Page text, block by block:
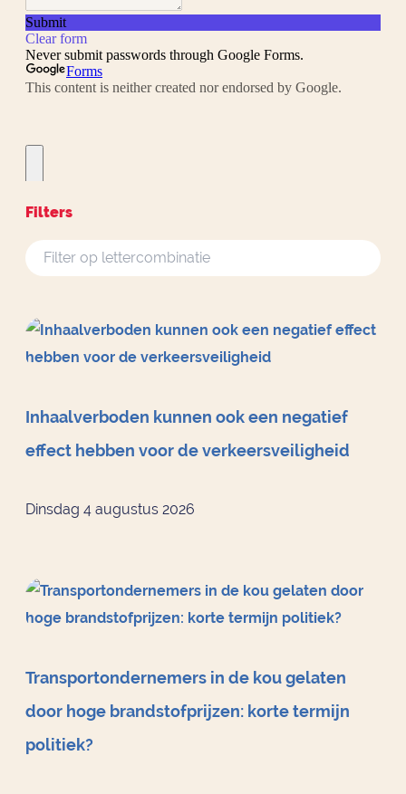
Filters
Inhaalverboden kunnen ook een negatief
effect hebben voor de verkeersveiligheid
Dinsdag 4 augustus 2026
Transportondernemers in de kou gelaten
door hoge brandstofprijzen: korte termijn
politiek?